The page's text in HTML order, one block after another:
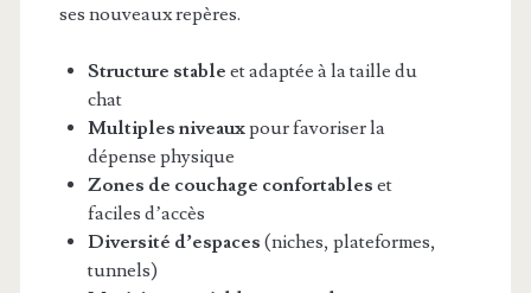
ses nouveaux repères.
Structure stable et adaptée à la taille du
chat
Multiples niveauxpour favoriser la
dépense physique
Zones de couchage confortables et
faciles d’accès
Diversité d’espaces (niches, plateformes,
tunnels)